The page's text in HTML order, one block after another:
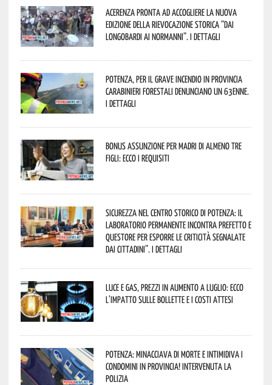
Acerenza pronta ad accogliere la nuova
edizione della rievocazione storica “Dai
Longobardi ai Normanni”. I dettagli
Potenza, per il grave incendio in Provincia
Carabinieri forestali denunciano un 63enne.
I dettagli
Bonus assunzione per madri di almeno tre
figli: ecco i requisiti
Sicurezza nel Centro Storico di Potenza: il
Laboratorio Permanente incontra Prefetto e
Questore per esporre le criticità segnalate
dai cittadini”. I dettagli
Luce e gas, prezzi in aumento a luglio: ecco
l’impatto sulle bollette e i costi attesi
Potenza: minacciava di morte e intimidiva i
condomini in provincia! Intervenuta la
Polizia